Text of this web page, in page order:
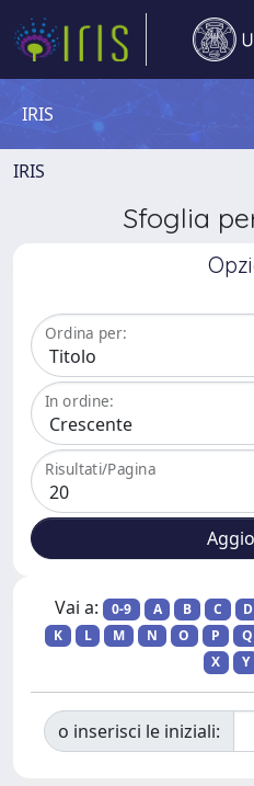
IRIS
IRIS
Sfoglia
Ordina per:
In ordine:
Risultati/Pagina
Vai a: 0-9 A B C D
K
L M N O P Q
X
Y
o inserisci le iniziali: